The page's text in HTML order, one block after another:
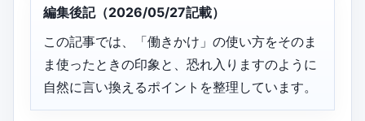
編集後記（2026/05/27記載）
この記事では、「働きかけ」の使い方をそのま
ま使ったときの印象と、恐れ入りますのように
自然に言い換えるポイントを整理しています。